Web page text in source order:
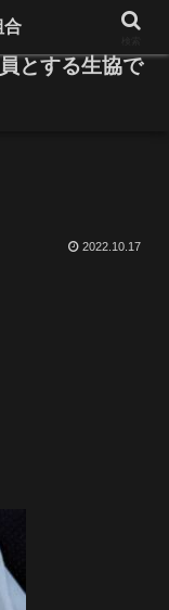
、特別支援学
とする生協で
2022.10.17
合